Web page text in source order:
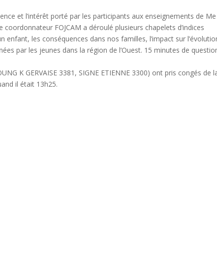
et l’intérêt porté par les participants aux enseignements de Me
FOJCAM a déroulé plusieurs chapelets d’indices
les conséquences dans nos familles, l’impact sur
par les jeunes dans la région de l’Ouest. 15 minutes de
K GERVAISE 3381, SIGNE ETIENNE 3300) ont pris congés de
il était 13h25.